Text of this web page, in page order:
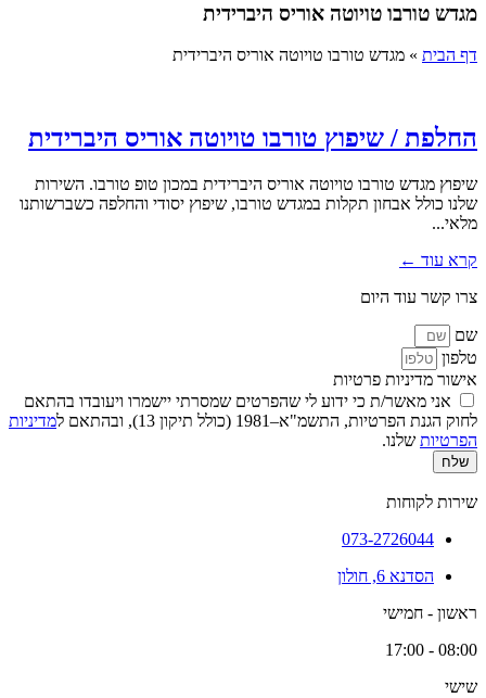
מגדש טורבו טויוטה אוריס היברידית
דף הבית » מגדש טורבו טויוטה אוריס היברידית
החלפת / שיפוץ טורבו טויוטה אוריס היברידית
שיפוץ מגדש טורבו טויוטה אוריס היברידית במכון טופ טורבו. השירות
שלנו כולל אבחון תקלות במגדש טורבו, שיפוץ יסודי והחלפה כשברשותנו
מלאי...
קרא עוד ←
צרו קשר עוד היום
שם
טלפון
אישור מדיניות פרטיות
אני מאשר/ת כי ידוע לי שהפרטים שמסרתי יישמרו ויעובדו בהתאם
לחוק הגנת הפרטיות, התשמ"א–1981 (כולל תיקון 13), ובהתאם ל
מדיניות
הפרטיות שלנו.
שלח
שירות לקוחות
073-2726044
הסדנא 6, חולון
ראשון - חמישי
08:00 - 17:00
שישי